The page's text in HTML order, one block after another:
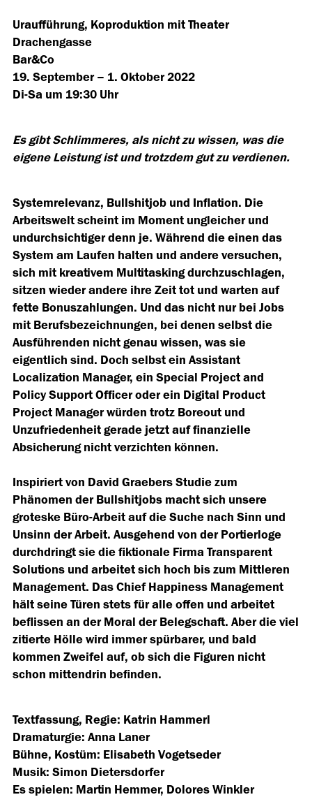
Uraufführung, Koproduktion mit Theater
Drachengasse
Bar&Co
19. September – 1. Oktober 2022
Di-Sa um 19:30 Uhr
Es gibt Schlimmeres, als nicht zu wissen, was die
eigene Leistung ist und trotzdem gut zu verdienen.
Systemrelevanz, Bullshitjob und Inflation. Die
Arbeitswelt scheint im Moment ungleicher und
undurchsichtiger denn je. Während die einen das
System am Laufen halten und andere versuchen,
sich mit kreativem Multitasking durchzuschlagen,
sitzen wieder andere ihre Zeit tot und warten auf
fette Bonuszahlungen. Und das nicht nur bei Jobs
mit Berufsbezeichnungen, bei denen selbst die
Ausführenden nicht genau wissen, was sie
eigentlich sind. Doch selbst ein Assistant
Localization Manager, ein Special Project and
Policy Support Officer oder ein Digital Product
Project Manager würden trotz Boreout und
Unzufriedenheit gerade jetzt auf finanzielle
Absicherung nicht verzichten können.
Inspiriert von David Graebers Studie zum
Phänomen der Bullshitjobs macht sich unsere
groteske Büro-Arbeit auf die Suche nach Sinn und
Unsinn der Arbeit. Ausgehend von der Portierloge
durchdringt sie die fiktionale Firma Transparent
Solutions und arbeitet sich hoch bis zum Mittleren
Management. Das Chief Happiness Management
hält seine Türen stets für alle offen und arbeitet
beflissen an der Moral der Belegschaft. Aber die viel
zitierte Hölle wird immer spürbarer, und bald
kommen Zweifel auf, ob sich die Figuren nicht
schon mittendrin befinden.
Textfassung, Regie: Katrin Hammerl
Dramaturgie: Anna Laner
Bühne, Kostüm: Elisabeth Vogetseder
Musik: Simon Dietersdorfer
Es spielen: Martin Hemmer, Dolores Winkler